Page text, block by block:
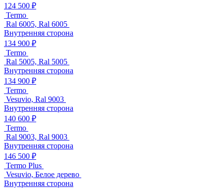
124 500 ₽
Termo
Ral 6005, Ral 6005
Внутренняя сторона
134 900 ₽
Termo
Ral 5005, Ral 5005
Внутренняя сторона
134 900 ₽
Termo
Vesuvio, Ral 9003
Внутренняя сторона
140 600 ₽
Termo
Ral 9003, Ral 9003
Внутренняя сторона
146 500 ₽
Termo Plus
Vesuvio, Белое дерево
Внутренняя сторона